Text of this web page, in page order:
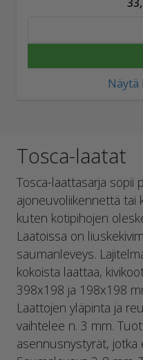
Näytä
Tosca-laatat
Tosca-laattasarja sopii
ajoneuvoliikennettä tai
kuten kotipihojen
Laatoissa on
saumanleveys.
kokoista laattaa,
398x198 ja 198x198
Laattojen yläpinta ja
vaihtelee n. 3 mm.
asennusnystyrät, jotka